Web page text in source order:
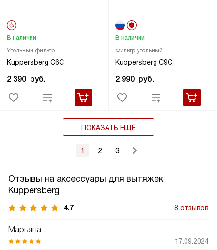
Угольный фильтр
Kuppersberg C6C
В наличии
2 390 руб.
Фильтр угольный
Kuppersberg C9C
В наличии
2 990 руб.
ПОКАЗАТЬ ЕЩЁ
1 2 3
Отзывы на аксессуары для вытяжек
Kuppersberg
4.7 8 отзывов
Марьяна
17.09.2024